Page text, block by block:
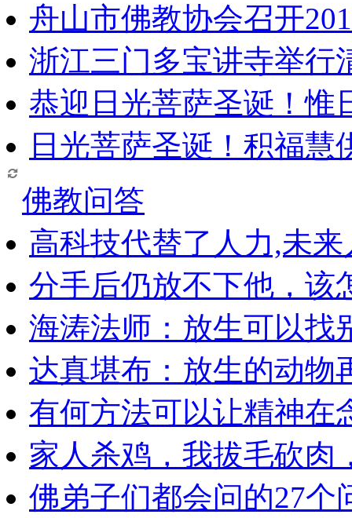
舟山市佛教协会召开
浙江三门多宝讲寺举行
恭迎日光菩萨圣诞！惟
日光菩萨圣诞！积福慧
佛教问答
高科技代替了人力,未
分手后仍放不下他，该
海涛法师：放生可以找
达真堪布：放生的动物
有何方法可以让精神在
家人杀鸡，我拔毛砍肉
佛弟子们都会问的27个